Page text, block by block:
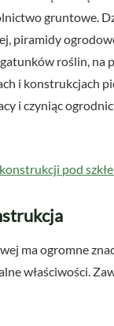
gruntowe.
piramidy
roślin, na
i konstrukcjach
i czyniąc
pod
ma ogromne
właściwości.